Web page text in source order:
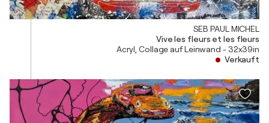
SEB PAUL MICHEL
Vive les fleurs et les fleurs
Acryl, Collage auf Leinwand - 32x39in
Verkauft